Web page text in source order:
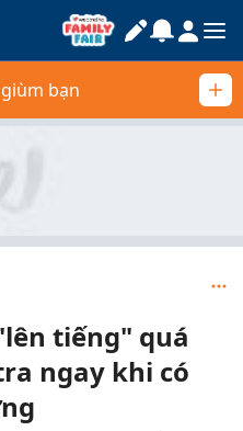
bạn
tiếng" quá
ngay khi có